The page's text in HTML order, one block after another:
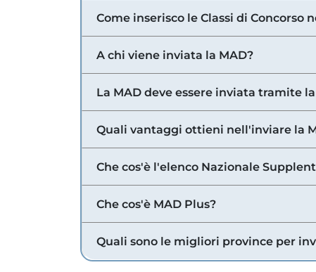
Come inserisco le Classi di Concorso
A chi viene inviata la MAD?
La MAD deve essere inviata tramite la
Quali vantaggi ottieni nell'inviare la
Che cos'è l'elenco Nazionale
Che cos'è MAD Plus?
Quali sono le migliori province per